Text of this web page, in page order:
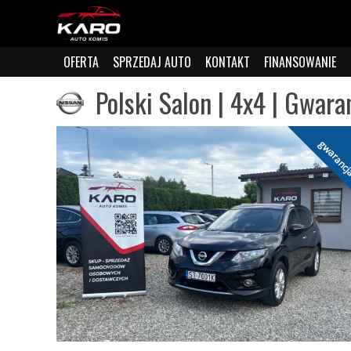
OFERTA SPRZEDAJ AUTO KONTAKT FINANSOWANIE
Polski Salon | 4x4 |
gwarancja